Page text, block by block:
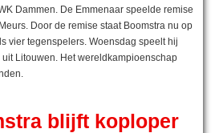
Dammen. De Emmenaar speelde remise
Door de remise staat Boomstra nu op
vier tegenspelers. Woensdag speelt hij
Litouwen. Het wereldkampioenschap
blijft koploper